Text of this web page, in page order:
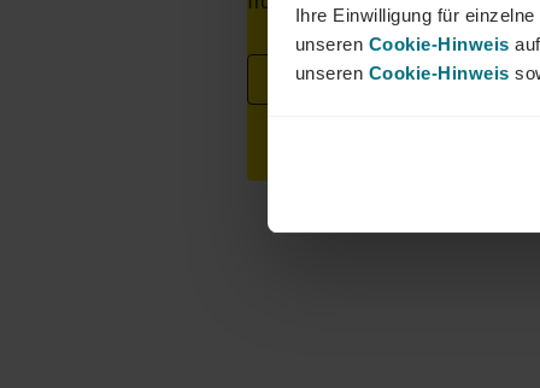
Ihre Einwilligung für
unseren Cookie-Hinweis
unseren Cookie-Hinweis
Jetzt bewerben